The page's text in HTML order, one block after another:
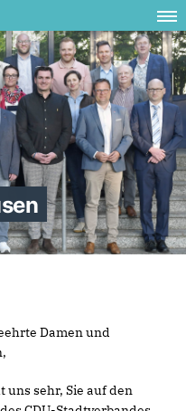
Damen und
uns sehr, Sie auf den